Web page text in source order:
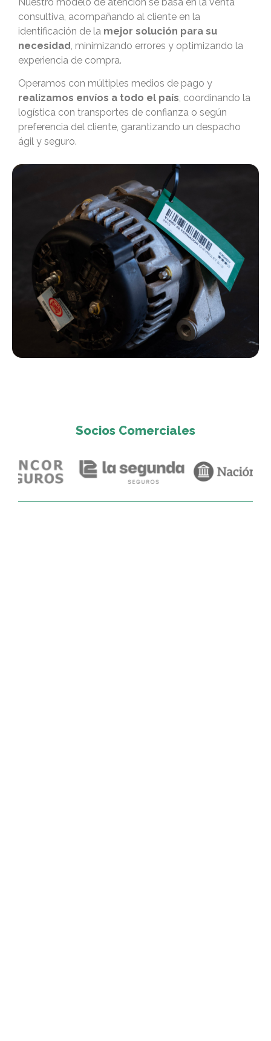
consultiva, acompañando al cliente en la
identificación de la mejor solución para su
necesidad, minimizando errores y optimizando la
experiencia de compra.
Operamos con múltiples medios de pago y
realizamos envíos a todo el país, coordinando la
logística con transportes de confianza o según
preferencia del cliente, garantizando un despacho
ágil y seguro.
Socios Comerciales